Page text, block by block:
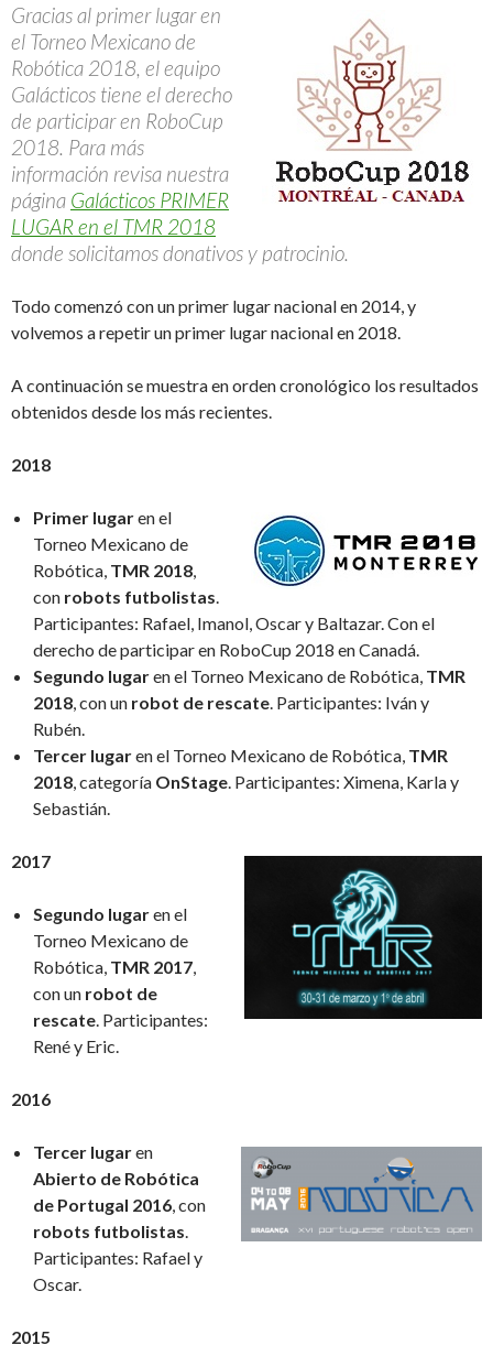
Gracias al primer lugar en
el Torneo Mexicano de
Robótica 2018, el equipo
Galácticos tiene el derecho
de participar en RoboCup
2018. Para más
información revisa nuestra
página Galácticos PRIMER
LUGAR en el TMR 2018
donde solicitamos donativos y patrocinio.
Todo comenzó con un primer lugar nacional en 2014, y
volvemos a repetir un primer lugar nacional en 2018.
A continuación se muestra en orden cronológico los resultados
obtenidos desde los más recientes.
2018
Primer lugaren el
Torneo Mexicano de
Robótica, TMR 2018,
con robots futbolistas.
Participantes: Rafael, Imanol, Oscar y Baltazar. Con el
derecho de participar en RoboCup 2018 en Canadá.
Segundo lugaren el Torneo Mexicano de Robótica, TMR
2018, con un robot de rescate. Participantes: Iván y
Rubén.
Tercer lugaren el Torneo Mexicano de Robótica, TMR
2018, categoría OnStage. Participantes: Ximena, Karla y
Sebastián.
2017
Segundo lugaren el
Torneo Mexicano de
Robótica, TMR 2017,
con un robot de
rescate. Participantes:
René y Eric.
2016
Tercer lugaren
Abierto de Robótica
de Portugal 2016, con
robots futbolistas.
Participantes: Rafael y
Oscar.
2015